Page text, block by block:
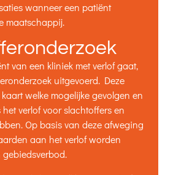
wanneer een patiënt
maatschappij.
van een kliniek met verlof gaat,
uitgevoerd. Deze
welke mogelijke gevolgen en
het verlof voor slachtoffers en
Op basis van deze afweging
aan het verlof worden
gebiedsverbod.